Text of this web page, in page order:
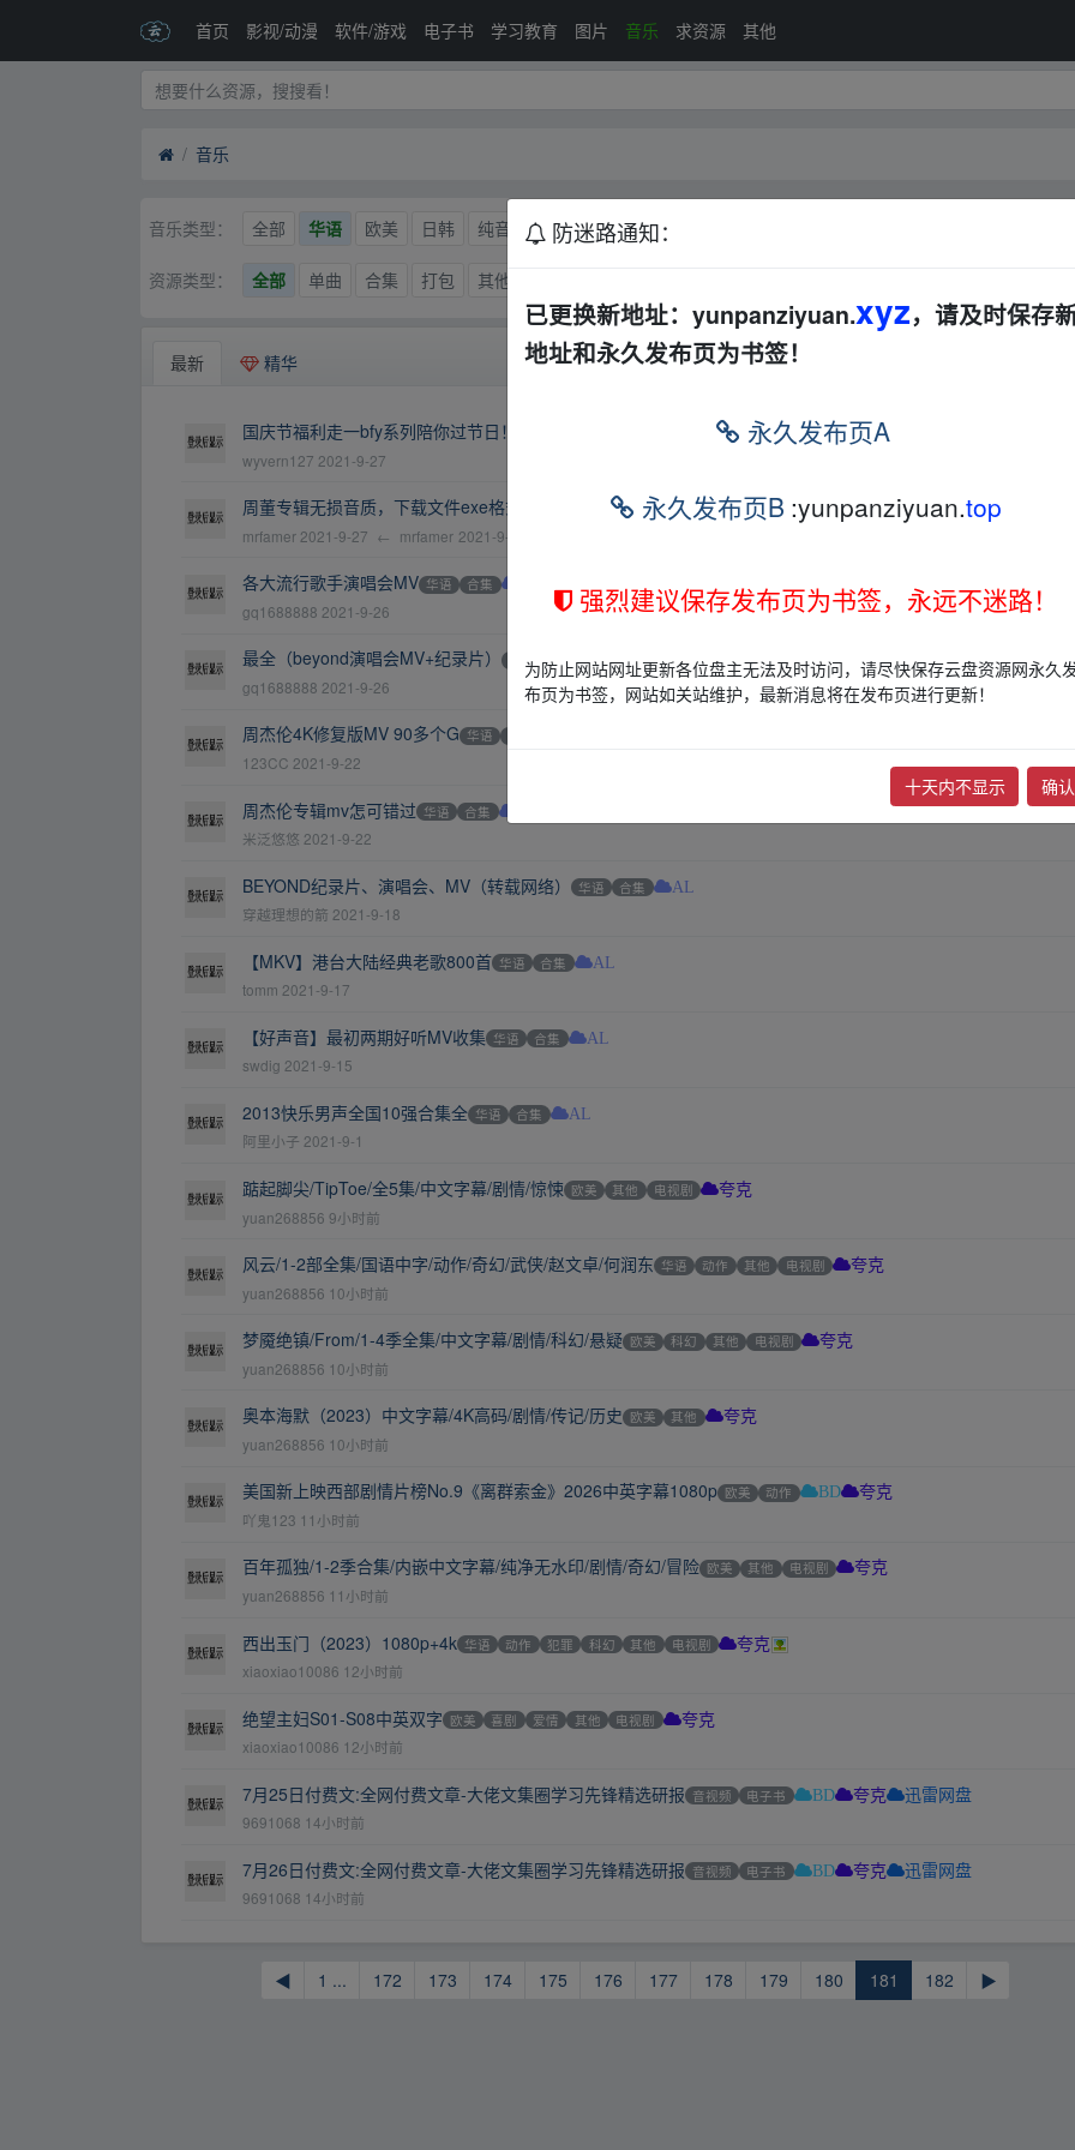
首页 影视/动漫 软件/游戏 电子书 学习教育 图片 音乐 求资源 其他
音乐
音乐类型： 全部 华语 欧美 日韩 纯音乐 DJ 摇滚 其他
资源类型： 全部 单曲 合集 打包 其他
最新 精华
国庆节福利走一bfy系列陪你过节日！
wyvern127 2021-9-27
周董专辑无损音质，下载文件exe格式直接点击安装然后打开文件所在位置就能看到bt种子了 华语 合集
mrfamer 2021-9-27 ← mrfamer 2021-9-27
各大流行歌手演唱会MV 华语 合集
gq1688888 2021-9-26
最全（beyond演唱会MV+纪录片） 华语 合集 AL
gq1688888 2021-9-26
周杰伦4K修复版MV 90多个G 华语
123CC 2021-9-22
周杰伦专辑mv怎可错过 华语 合集
米泛悠悠 2021-9-22
BEYOND纪录片、演唱会、MV（转载网络） 华语 合集 AL
穿越理想的箭 2021-9-18
【MKV】港台大陆经典老歌800首 华语 合集 AL
tomm 2021-9-17
【好声音】最初两期好听MV收集 华语 合集 AL
swdig 2021-9-15
2013快乐男声全国10强合集全 华语 合集 AL
阿里小子 2021-9-1
踮起脚尖/TipToe/全5集/中文字幕/剧情/惊悚 欧美 其他 电视剧 夸克
yuan268856 9小时前
风云/1-2部全集/国语中字/动作/奇幻/武侠/赵文卓/何润东 华语 动作 其他 电视剧 夸克
yuan268856 10小时前
梦魇绝镇/From/1-4季全集/中文字幕/剧情/科幻/悬疑 欧美 科幻 其他 电视剧 夸克
yuan268856 10小时前
奥本海默（2023）中文字幕/4K高码/剧情/传记/历史 欧美 其他 夸克
yuan268856 10小时前
美国新上映西部剧情片榜No.9《离群索金》2026中英字幕1080p 欧美 动作 BD 夸克
吖鬼123 11小时前
百年孤独/1-2季合集/内嵌中文字幕/纯净无水印/剧情/奇幻/冒险 欧美 其他 电视剧 夸克
yuan268856 11小时前
西出玉门（2023）1080p+4k 华语 动作 犯罪 科幻 其他 电视剧 夸克
xiaoxiao10086 12小时前
绝望主妇S01-S08中英双字 欧美 喜剧 爱情 其他 电视剧 夸克
xiaoxiao10086 12小时前
7月25日付费文:全网付费文章-大佬文集圈学习先锋精选研报 音视频 电子书 BD 夸克 迅雷网盘
9691068 14小时前
7月26日付费文:全网付费文章-大佬文集圈学习先锋精选研报 音视频 电子书 BD 夸克 迅雷网盘
9691068 14小时前
◀ 1 ... 172 173 174 175 176 177 178 179 180 181 182 ▶
防迷路通知：
已更换新地址：yunpanziyuan.xyz，请及时保存
地址和永久发布页为书签！
永久发布页A
永久发布页B :yunpanziyuan.top
强烈建议保存发布页为书签，永远不迷路！
为防止网站网址更新各位盘主无法及时访问，请尽快保存云盘资源网永久
布页为书签，网站如关站维护，最新消息将在发布页进行更新！
十天内不显示 确认